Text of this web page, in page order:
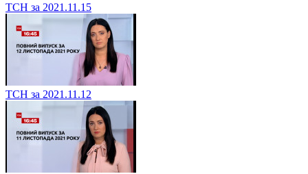
ТСН за 2021.11.15
ТСН за 2021.11.12